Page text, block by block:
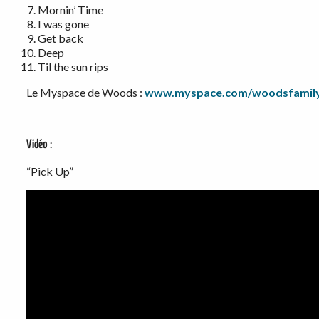
Mornin’ Time
I was gone
Get back
Deep
Til the sun rips
Le Myspace de Woods : www.myspace.com/
Vidéo:
“Pick Up”